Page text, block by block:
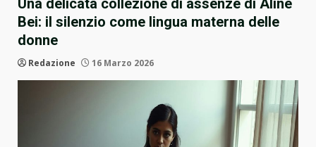
Una delicata collezione di assenze di Aline
Bei: il silenzio come lingua materna delle
donne
Redazione 16 Marzo 2026